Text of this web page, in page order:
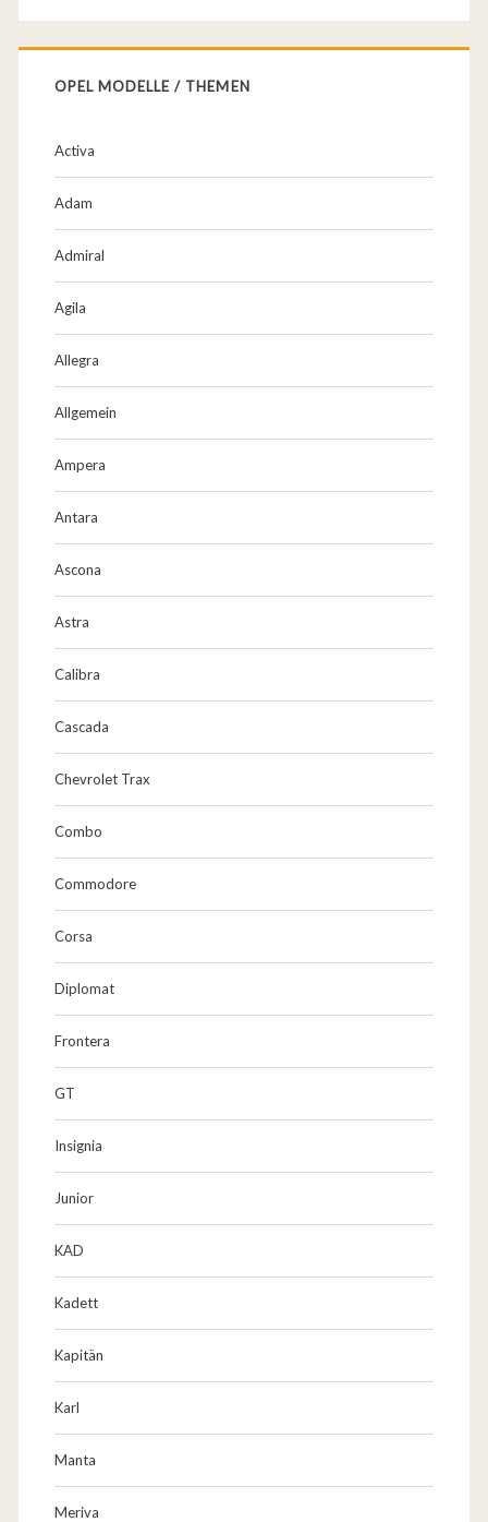
M
r
(
o
e
P
OPEL MODELLE / THEMEN
Activa
Adam
Admiral
Agila
Allegra
Allgemein
Ampera
Antara
Ascona
Astra
Calibra
Cascada
Chevrolet Trax
Combo
Commodore
Corsa
Diplomat
Frontera
GT
Insignia
Junior
KAD
Kadett
Kapitän
Karl
Manta
Meriva